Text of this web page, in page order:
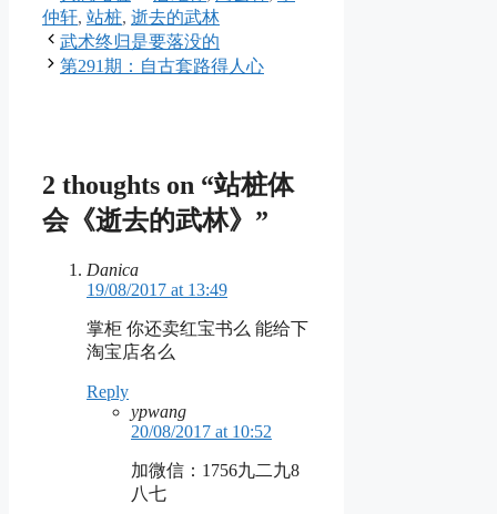
仲轩, 站桩, 逝去的武林
武术终归是要落没的
第291期：自古套路得人心
2 thoughts on “站桩体
会《逝去的武林》”
Danica
19/08/2017 at 13:49
掌柜 你还卖红宝书么 能给下
淘宝店名么
Reply
ypwang
20/08/2017 at 10:52
加微信：1756九二九8
八七